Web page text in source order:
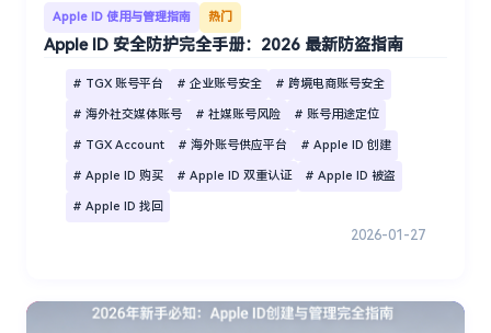
Apple ID 使用与管理指南 热门
Apple ID 安全防护完全手册：2026 最新防盗指南
# TGX 账号平台 # 企业账号安全 # 跨境电商账号安全
# 海外社交媒体账号 # 社媒账号风险 # 账号用途定位
# TGX Account # 海外账号供应平台 # Apple ID 创建
# Apple ID 购买 # Apple ID 双重认证 # Apple ID 被盗
# Apple ID 找回
2026-01-27